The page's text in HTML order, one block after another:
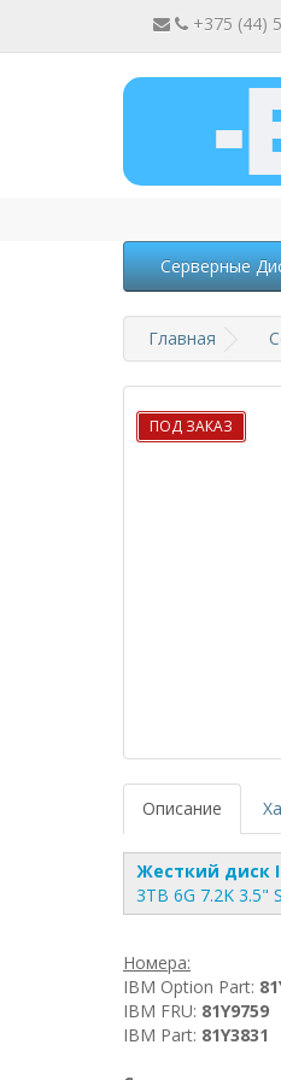
+375 (44)
Серверные
Главная
ПОД ЗАКАЗ
Описание
Жесткий диск
3TB 6G 7.2K 3.5"
Номера:
IBM Option Part:
IBM FRU: 81Y9759
IBM Part: 81Y3831